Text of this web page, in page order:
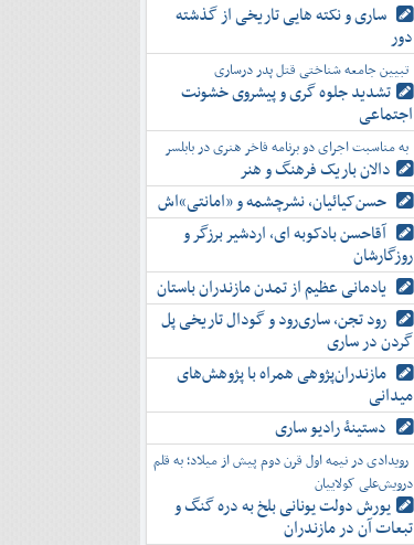
ساری و نکته هایی تاریخی از گذشته
دور
تبیین جامعه شناختی قتل پدر درساری
تشدید جلوه‌ گری و پیشروی خشونت
اجتماعی
به مناسبت اجرای دو برنامه فاخر هنری در بابلسر
دالان باریک فرهنگ و هنر
حسن‌کیائیان، نشرچشمه و «امانتی»اش
آقاحسن بادکوبه ای، اردشیر برزگر و
روزگارشان
یادمانی عظیم از تمدن مازندران باستان
رود تجن، ساری‌رود و گودال تاریخی پل
گردن در ساری
مازندران‌پژوهی همراه با پژوهش‌های
میدانی
دستینۀ رادیو ساری
رویدادی در نیمه اول قرن دوم پیش از میلاد؛ به قلم
درویش‌علی کولاییان
یورش دولت یونانی بلخ به دره گنگ و
تبعات آن در مازندران